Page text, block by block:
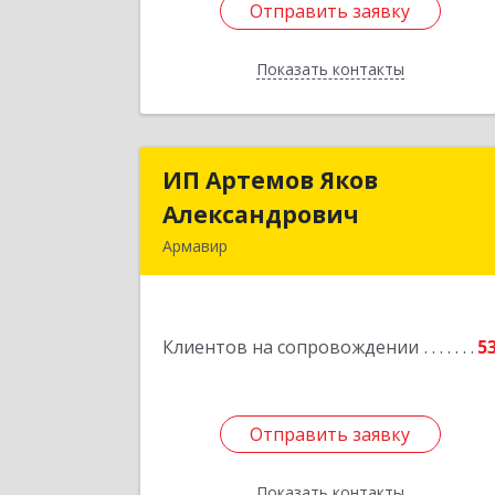
Отправить заявку
Показать контакты
Отправить заявку
Назад
ИП Артемов Яков
Александрович
Армавир
Клиентов на сопровождении
Отправить заявку
ИП Артемов Яков
Александрович
Отправить заявку